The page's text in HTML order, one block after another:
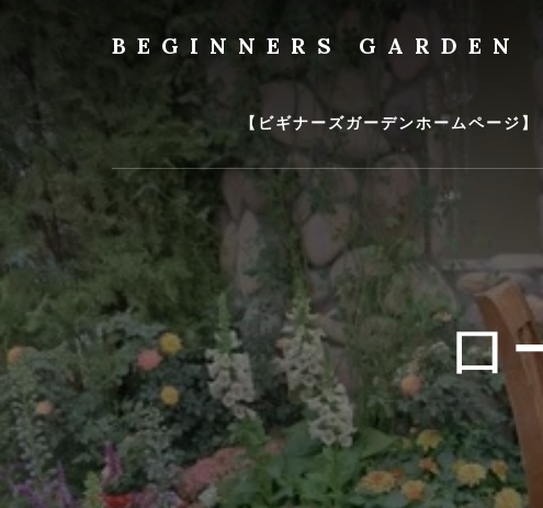
BEGINNERS GARDEN
の
類
や
育
て
方
の
紹
介
を
行
い
ま
す
【ビギナーズガーデンホームページ】
ロ